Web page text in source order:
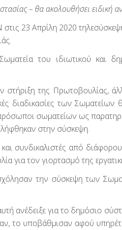
– θα ακολουθήσει ειδική
23 Απρίλη 2020
του ιδιωτικού και
στήριξη της Πρωτοβουλίας,
διαδικασίες των Σωματείων
σωματείων ως
στην σύσκεψη.
συνδικαλιστές από
για τον γιορτασμό της
την σύσκεψη των
ανέδειξε για το δημόσιο
το υποβάθμισαν αφού